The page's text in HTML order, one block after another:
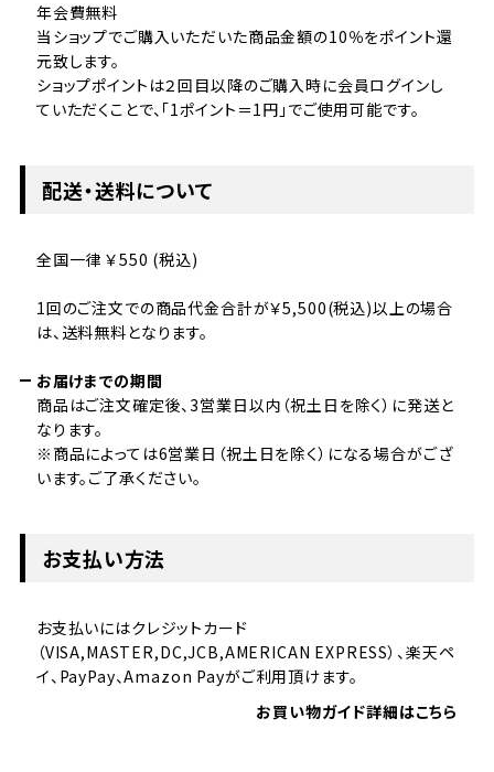
年会費無料
当ショップでご購入いただいた商品金額の10％をポイント還
元致します。
ショップポイントは２回目以降のご購入時に会員ログインし
ていただくことで、「1ポイント＝1円」でご使用可能です。
配送・送料について
全国一律 ￥550 (税込)
1回のご注文での商品代金合計が￥5,500(税込)以上の場合
は、送料無料となります。
お届けまでの期間
商品はご注文確定後、3営業日以内（祝土日を除く）に発送と
なります。
※商品によっては6営業日（祝土日を除く）になる場合がござ
います。ご了承ください。
お支払い方法
お支払いにはクレジットカード
（VISA,MASTER,DC,JCB,AMERICAN EXPRESS）、楽天ペ
イ、PayPay、Amazon Payがご利用頂けます。
お買い物ガイド詳細はこちら